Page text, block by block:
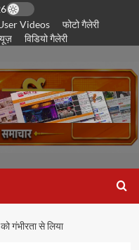
Videos
फोटो गैलेरी
विडियो गैलेरी
गंभीरता से लिया